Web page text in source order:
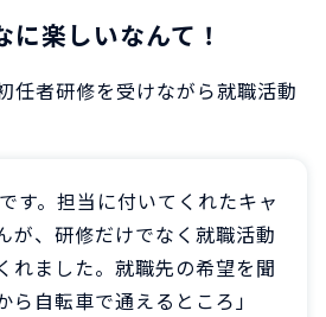
楽しいなんて！
任者研修を受けながら就職活動
す。担当に付いてくれたキャ
が、研修だけでなく就職活動
れました。就職先の希望を聞
ら自転車で通えるところ」